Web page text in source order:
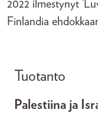
2022 ilmestynyt
Finlandia
Tuotanto
Palestiina ja